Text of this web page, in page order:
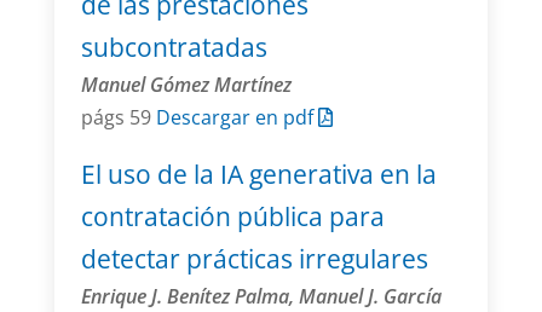
subcontratadas
Manuel Gómez Martínez
págs 59 Descargar en pdf
El uso de la IA generativa en la
contratación pública para
detectar prácticas irregulares
Enrique J. Benítez Palma, Manuel J. García